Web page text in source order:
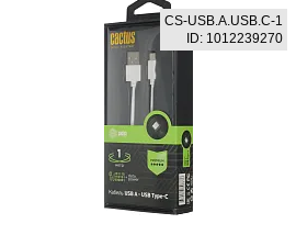
CS-USB.A.USB.C-1
ID: 1012239270